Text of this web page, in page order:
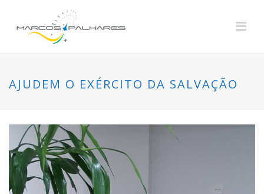
AJUDEM O EXÉRCITO DA SALVAÇÃO